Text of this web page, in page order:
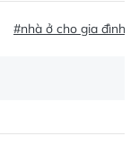
#nhà ở cho gia đình